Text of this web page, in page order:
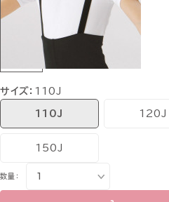
サイズ： 110J
110J 120J
150J
数量：